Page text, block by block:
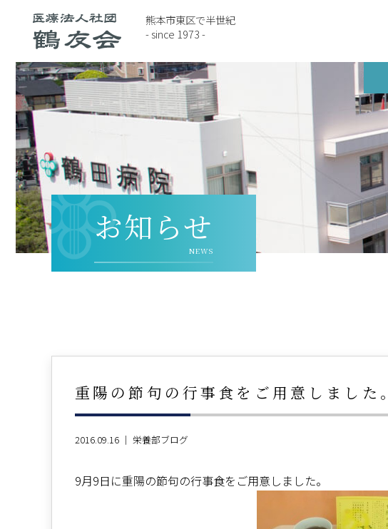
熊本市東区で半世紀
- since 1973 -
お知らせ
NEWS
重陽の節句の行事食をご用意しました。
2016.09.16 ｜ 栄養部ブログ
9月9日に重陽の節句の行事食をご用意しました。